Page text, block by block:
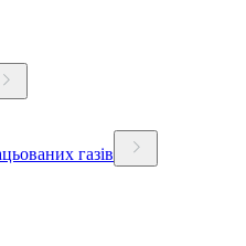
газів